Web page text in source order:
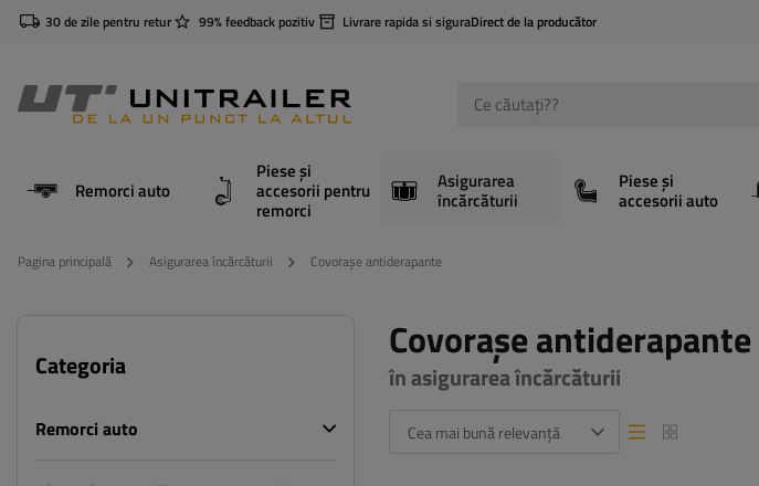
30 de zile pentru retur 99% feedback pozitiv Livrare rapida si siguraDirect de la producător
Remorci auto
Piese și
accesorii pentru
remorci
Asigurarea
încărcăturii
Piese și
accesorii auto
Pagina principală Asigurarea încărcăturii Covorașe antiderapante
Categoria
Remorci auto
Covorașe antiderapante
în asigurarea încărcăturii
Cea mai bună relevanță Vizualizare listă
Vizualizare listă